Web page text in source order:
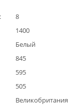
8
1400
Белый
845
595
505
Великобритания